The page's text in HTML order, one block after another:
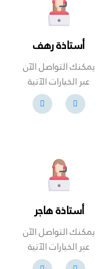
أستاذة رهف
يمكنك التواصل الآن
عبر الخيارات الآتية
أستاذة هاجر
يمكنك التواصل الآن
عبر الخيارات الآتية